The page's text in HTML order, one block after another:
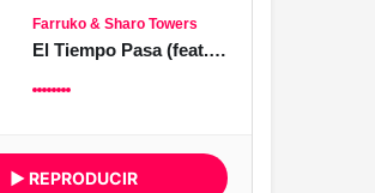
Farruko & Sharo Towers
El Tiempo Pasa (feat. Andy Clay & Alex A.C)
▶ REPRODUCIR